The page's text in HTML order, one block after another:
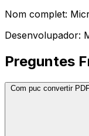
Nom complet:
Desenvolupador:
Preguntes
Com puc convertir